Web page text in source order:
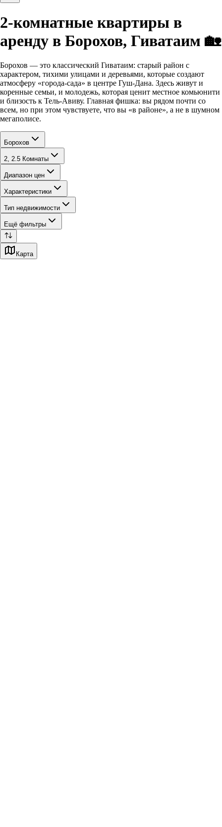
2-комнатные квартиры в
аренду в Борохов, Гиватаим 🏡
Борохов — это классический Гиватаим: старый район с
характером, тихими улицами и деревьями, которые создают
атмосферу «города-сада» в центре Гуш-Дана. Здесь живут и
коренные семьи, и молодежь, которая ценит местное комьюнити
и близость к Тель-Авиву. Главная фишка: вы рядом почти со
всем, но при этом чувствуете, что вы «в районе», а не в шумном
мегаполисе.
Борохов
2, 2.5 Комнаты
Диапазон цен
Характеристики
Тип недвижимости
Ещё фильтры
Карта